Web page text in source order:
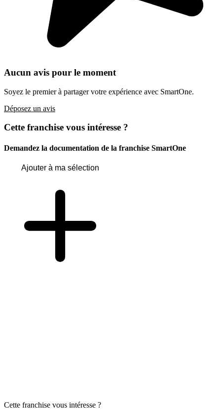
Aucun avis pour le moment
Soyez le premier à partager votre expérience avec SmartOne.
Déposez un avis
Cette franchise vous intéresse ?
Demandez la documentation de la franchise SmartOne
Ajouter à ma sélection
Cette franchise vous intéresse ?